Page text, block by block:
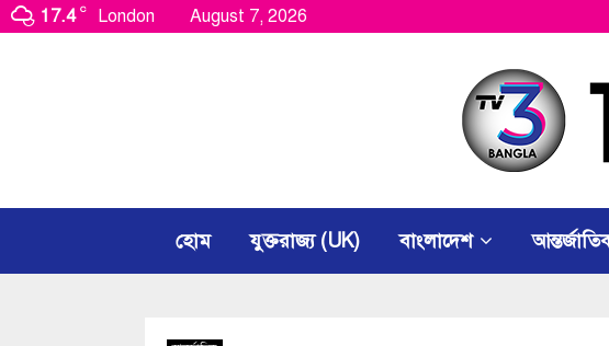
17.4 C London August 7, 2026
হোম যুক্তরাজ্য (UK) বাংলাদেশ